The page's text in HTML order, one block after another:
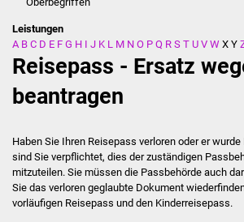
Kontakt
Leistungen
A B C D E F G H I J K L M N O P Q R S T U V W X Y
Reisepass - Ersatz
beantragen
Haben Sie Ihren Reisepass verloren oder er
sind Sie verpflichtet, dies der zuständigen
mitzuteilen. Sie müssen die Passbehörde auch
Sie das verloren geglaubte Dokument
vorläufigen Reisepass und den Kinderreisepass.